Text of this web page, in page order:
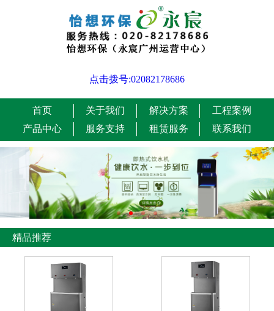
点击拨号:02082178686
首页 关于我们 解决方案
工程案例
产品中心
服务支持 租赁服务 联系我们
精品推荐